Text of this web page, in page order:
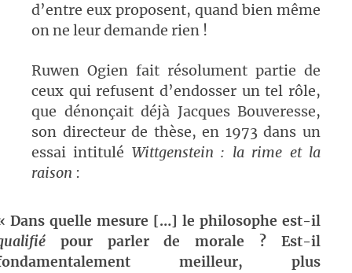
d’entre eux proposent, quand bien même
on ne leur demande rien !
Ruwen Ogien fait résolument partie de
ceux qui refusent d’endosser un tel rôle,
que dénonçait déjà Jacques Bouveresse,
son directeur de thèse, en 1973 dans un
essai intitulé Wittgenstein : la rime et la
raison :
Dans quelle mesure […] le philosophe est-il
pour parler de morale ? Est-il
meilleur, plus